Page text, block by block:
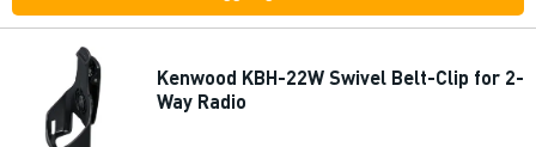
Kenwood KBH-22W Swivel Belt-Clip for 2-
Way Radio